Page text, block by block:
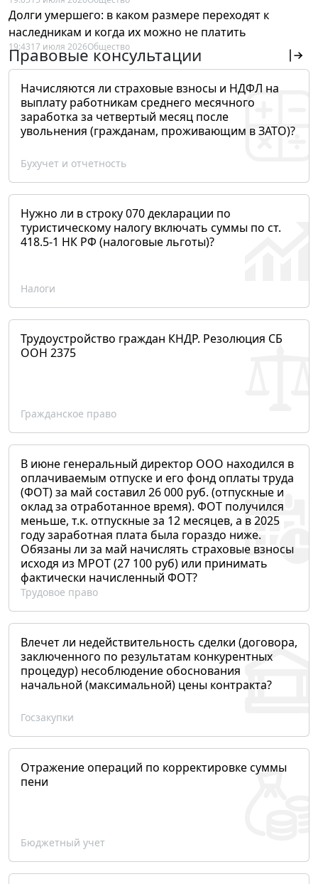
Долги умершего: в каком размере переходят к
наследникам и когда их можно не платить
19:4317 июля 2026Общество
Правовые консультации
Начисляются ли страховые взносы и НДФЛ на
выплату работникам среднего месячного
заработка за четвертый месяц после
увольнения (гражданам, проживающим в ЗАТО)?
Бухучет и отчетность
Нужно ли в строку 070 декларации по
туристическому налогу включать суммы по ст.
418.5-1 НК РФ (налоговые льготы)?
Налоги
Трудоустройство граждан КНДР. Резолюция СБ
ООН 2375
Гражданское право
В июне генеральный директор ООО находился в
оплачиваемым отпуске и его фонд оплаты труда
(ФОТ) за май составил 26 000 руб. (отпускные и
оклад за отработанное время). ФОТ получился
меньше, т.к. отпускные за 12 месяцев, а в 2025
году заработная плата была гораздо ниже.
Обязаны ли за май начислять страховые взносы
исходя из МРОТ (27 100 руб) или принимать
фактически начисленный ФОТ?
Трудовое право
Влечет ли недействительность сделки (договора,
заключенного по результатам конкурентных
процедур) несоблюдение обоснования
начальной (максимальной) цены контракта?
Госзакупки
Отражение операций по корректировке суммы
пени
Бюджетный учет